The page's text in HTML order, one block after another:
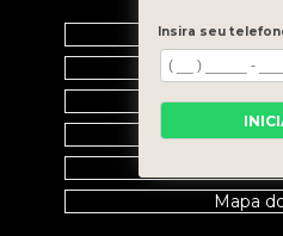
Mapa
Insira seu